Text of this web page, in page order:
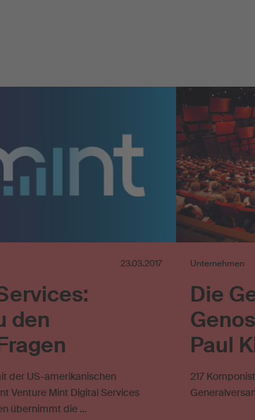
23.03.2017
den
der US-amerikanischen
Venture Mint Digital Services
übernimmt die …
Unternehmen
Die
Paul
217